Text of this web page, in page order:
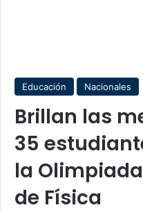
Educación Nacionales
Brillan las
35
la
de Física